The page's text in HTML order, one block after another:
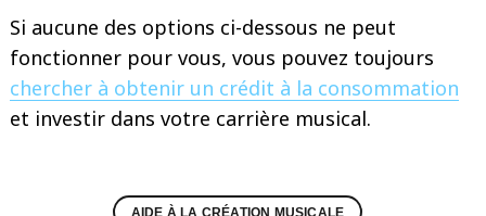
Si aucune des options ci-dessous ne peut
fonctionner pour vous, vous pouvez toujours
chercher à obtenir un crédit à la consommation
et investir dans votre carrière musical.
AIDE À LA CRÉATION MUSICALE